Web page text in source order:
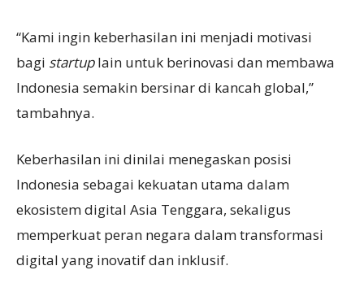
“Kami ingin keberhasilan ini menjadi motivasi
bagi startuplain untuk berinovasi dan membawa
Indonesia semakin bersinar di kancah global,”
tambahnya.
Keberhasilan ini dinilai menegaskan posisi
Indonesia sebagai kekuatan utama dalam
ekosistem digital Asia Tenggara, sekaligus
memperkuat peran negara dalam transformasi
digital yang inovatif dan inklusif.